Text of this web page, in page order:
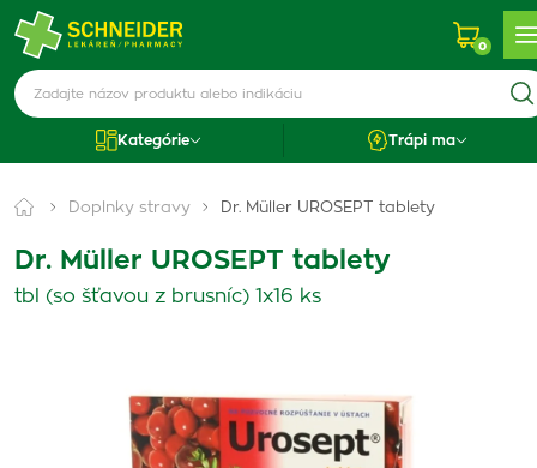
0
Kategórie Trápi ma
Doplnky stravy Dr. Müller UROSEPT tablety
Dr. Müller UROSEPT tablety
tbl (so šťavou z brusníc) 1x16 ks